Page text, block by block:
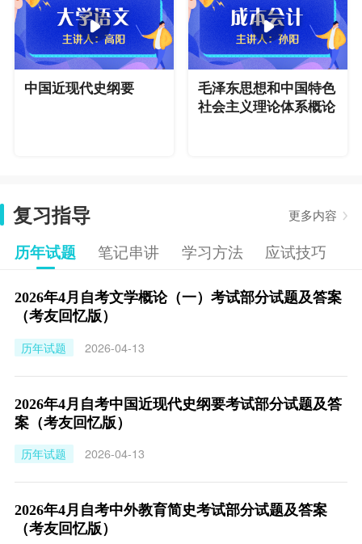
中国近现代史纲要
毛泽东思想和中国特色
社会主义理论体系概论
复习指导 更多内容
历年试题 笔记串讲 学习方法 应试技巧
2026年4月自考文学概论（一）考试部分试题及答案
（考友回忆版）
历年试题
2026-04-13
2026年4月自考中国近现代史纲要考试部分试题及答
案（考友回忆版）
历年试题
2026-04-13
2026年4月自考中外教育简史考试部分试题及答案
（考友回忆版）